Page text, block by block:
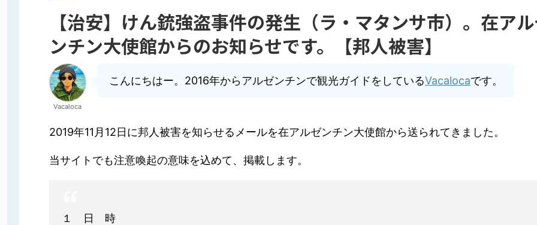
【治安】けん銃強盗事件の発生（ラ・マタンサ市）。在ア
ンチン大使館からのお知らせです。【邦人被害】
Vacaloca
こんにちはー。2016年からアルゼンチンで観光ガイドをしているVacalocaです。
2019年11月12日に邦人被害を知らせるメールを在アルゼンチン大使館から送られてきました。
当サイトでも注意喚起の意味を込めて、掲載します。
１ 日 時